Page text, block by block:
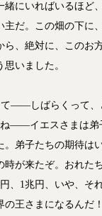
緒にいればいるほど
主だ。この畑の下に
ら、絶対に、このお
いました。
――しばらくって、
――イエスさまは弟
。弟子たちの期待は
時が来たぞ。おれた
、1兆円、いや、そ
王さまになるんだ！